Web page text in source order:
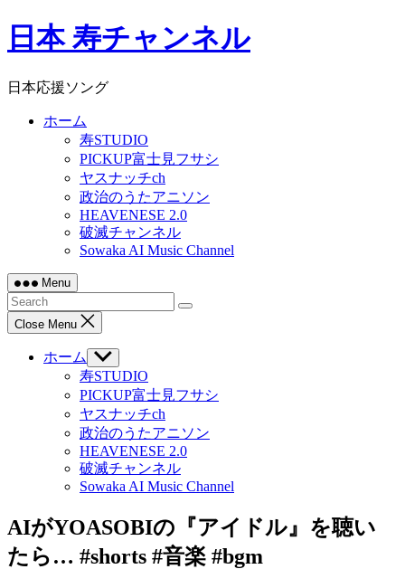
Skip
to日本 寿チャンネル
日本応援ソング
ホーム
寿STUDIO
PICKUP富士見フサシ
ヤスナッチch
政治のうたアニソン
HEAVENESE 2.0
破滅チャンネル
Sowaka AI Music Channel
Menu
Close Menu
ホーム
Show
sub
menu
寿STUDIO
PICKUP富士見フサシ
ヤスナッチch
政治のうたアニソン
HEAVENESE 2.0
破滅チャンネル
Sowaka AI Music Channel
AIがYOASOBIの『アイドル』を聴い
たら… #shorts #音楽 #bgm